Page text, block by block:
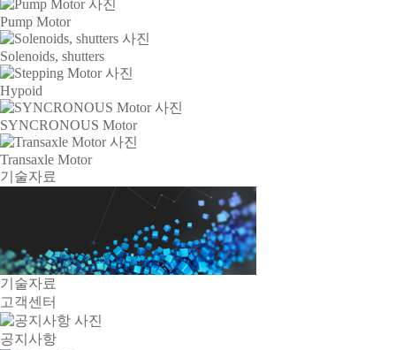
Pump Motor
Solenoids, shutters
Hypoid
SYNCRONOUS Motor
Transaxle Motor
기술자료
기술자료
고객센터
공지사항